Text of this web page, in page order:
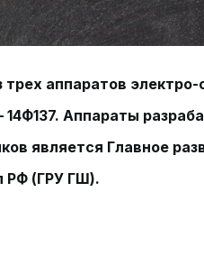
аппаратов
Аппараты
является Главное
РФ (ГРУ ГШ).